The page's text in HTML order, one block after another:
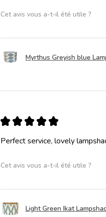
Cet avis vous a-t-il été utile ?
Myrthus Greyish blue
★ ★ ★ ★ ★
Perfect service, lovely
Cet avis vous a-t-il été utile ?
Light Green Ikat